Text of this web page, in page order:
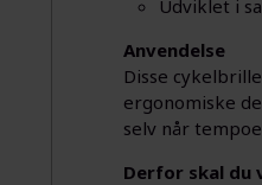
Udviklet i
Anvendelse
Disse
ergonomiske
selv når
Derfor skal du